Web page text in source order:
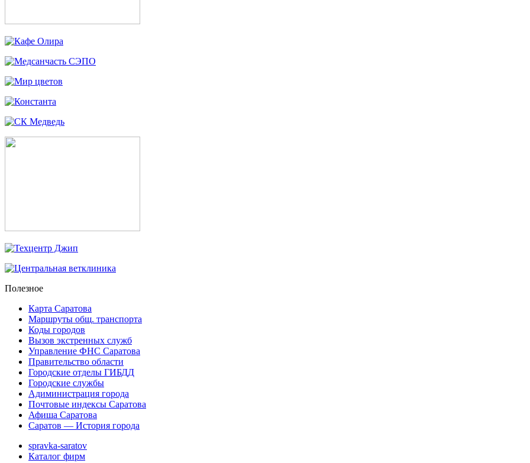
Полезное
Карта Саратова
Маршруты общ. транспорта
Коды городов
Вызов экстренных служб
Управление ФНС Саратова
Правительство области
Городские отделы ГИБДД
Городские службы
Адиминистрация города
Почтовые индексы Саратова
Афиша Саратова
Саратов — История города
spravka-saratov
Каталог фирм